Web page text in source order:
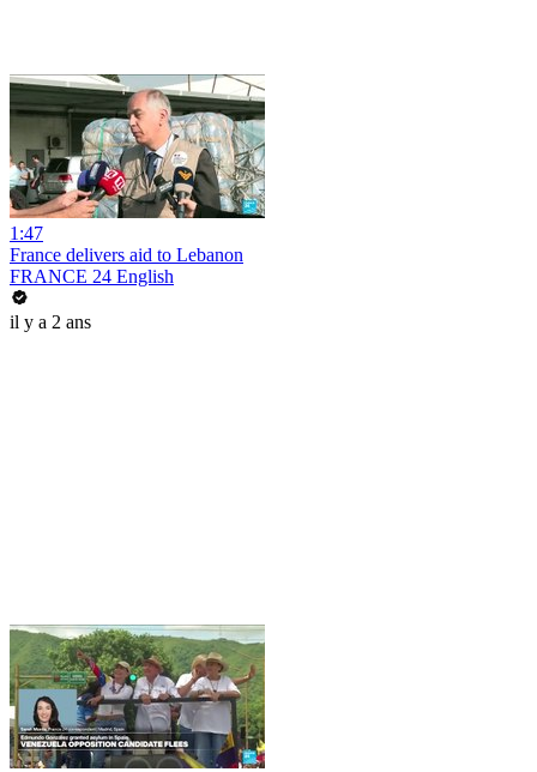
1:47
France delivers aid to Lebanon
FRANCE 24 English
il y a 2 ans